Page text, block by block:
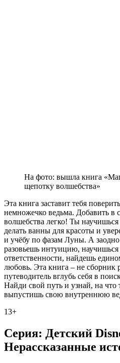
На фото: вышла книга
щепотку волшебства»
Эта книга заставит тебя
немножечко ведьма. Добавить в
волшебства легко! Ты
делать ванны для красоты и
и учёбу по фазам Луны. А
разовьешь интуицию, научишься
ответственности, найдешь
любовь. Эта книга – не сборник
путеводитель вглубь себя в
Найди свой путь и узнай, на что
выпустишь свою внутреннюю
13+
Серия: Детский
Нерассказанные